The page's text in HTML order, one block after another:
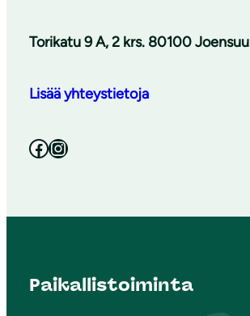
Torikatu 9 A, 2 krs. 80100 Joensuu
Lisää yhteystietoja
Facebook Instagram
Paikallistoiminta